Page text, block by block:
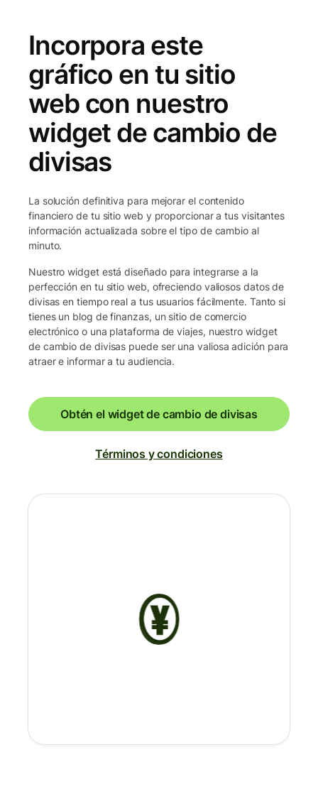
Incorpora este
gráfico en tu sitio
web con nuestro
widget de cambio de
divisas
La solución definitiva para mejorar el contenido
financiero de tu sitio web y proporcionar a tus visitantes
información actualizada sobre el tipo de cambio al
minuto.
Nuestro widget está diseñado para integrarse a la
perfección en tu sitio web, ofreciendo valiosos datos de
divisas en tiempo real a tus usuarios fácilmente. Tanto si
tienes un blog de finanzas, un sitio de comercio
electrónico o una plataforma de viajes, nuestro widget
de cambio de divisas puede ser una valiosa adición para
atraer e informar a tu audiencia.
Obtén el widget de cambio de divisas
Términos y condiciones